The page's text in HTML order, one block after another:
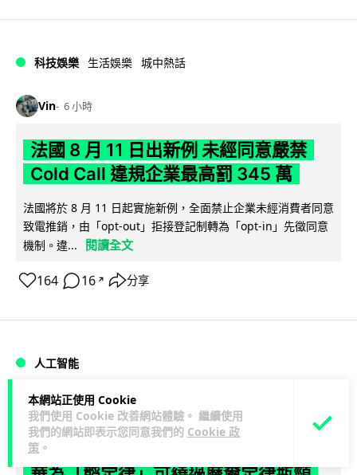
本網站正使用 Cookie
我們使用 Cookie 改善網站體驗。 繼續使用
我們的網站即表示您同意我們的 Cookie 政
策 。
科技娛樂 生活娛樂 城中熱話
Vin 6 小時
法國 8 月 11 日出新例 未經同意嚴禁
Cold Call 違規企業最高罰 345 萬
法國將於 8 月 11 日起實施新例，全面禁止企業未經消費者同意
致電推銷，由「opt-out」拒接登記制轉為「opt-in」先徵同意
機制。違...
閱讀全文
164 16 ↗ 分享
人工智能
Lawton 7 小時
華為科學家警告 NVIDIA 已近物理極限